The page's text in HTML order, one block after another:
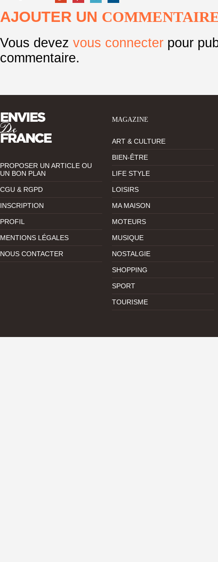
AJOUTER UN
Vous devez vous connecter pour
commentaire.
PROPOSER UN ARTICLE OU
UN BON PLAN
CGU & RGPD
INSCRIPTION
PROFIL
MENTIONS LÉGALES
NOUS CONTACTER
MAGAZINE
ART & CULTURE
BIEN-ÊTRE
LIFE STYLE
LOISIRS
MA MAISON
MOTEURS
MUSIQUE
NOSTALGIE
SHOPPING
SPORT
TOURISME